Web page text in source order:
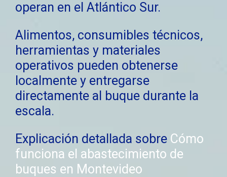
operan en el Atlántico Sur.
Alimentos, consumibles técnicos,
herramientas y materiales
operativos pueden obtenerse
localmente y entregarse
directamente al buque durante la
escala.
Explicación detallada sobre Cómo
funciona el abastecimiento de
buques en Montevideo